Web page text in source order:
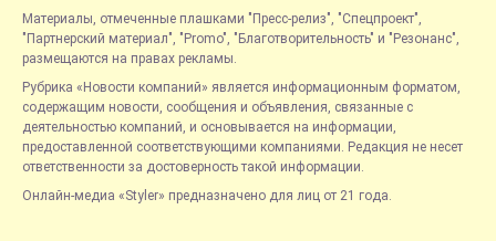
Материалы, отмеченные плашками "Пресс-релиз", "Спецпроект",
"Партнерский материал", "Promo", "Благотворительность" и "Резонанс",
размещаются на правах рекламы.
Рубрика «Новости компаний» является информационным форматом,
содержащим новости, сообщения и объявления, связанные с
деятельностью компаний, и основывается на информации,
предоставленной соответствующими компаниями. Редакция не несет
ответственности за достоверность такой информации.
Онлайн-медиа «Styler» предназначено для лиц от 21 года.